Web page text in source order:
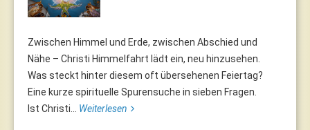
Zwischen Himmel und Erde, zwischen Abschied und
Nähe – Christi Himmelfahrt lädt ein, neu hinzusehen.
Was steckt hinter diesem oft übersehenen Feiertag?
Eine kurze spirituelle Spurensuche in sieben Fragen.
Ist Christi... Weiterlesen